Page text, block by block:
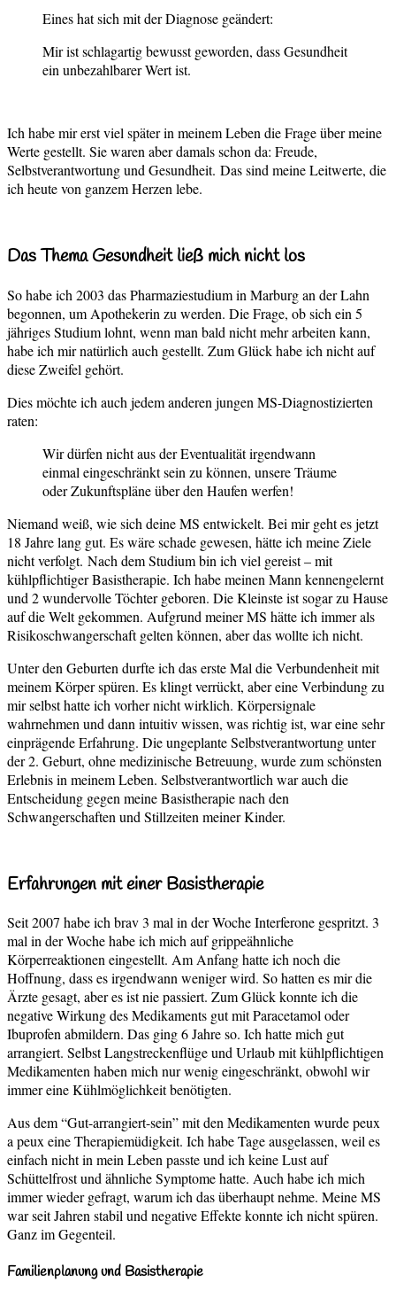
Eines hat sich mit der Diagnose geändert:
Mir ist schlagartig bewusst geworden, dass Gesundheit
ein unbezahlbarer Wert ist.
Ich habe mir erst viel später in meinem Leben die Frage über meine
Werte gestellt. Sie waren aber damals schon da: Freude,
Selbstverantwortung und Gesundheit. Das sind meine Leitwerte, die
ich heute von ganzem Herzen lebe.
Das Thema Gesundheit ließ mich nicht los
So habe ich 2003 das Pharmaziestudium in Marburg an der Lahn
begonnen, um Apothekerin zu werden. Die Frage, ob sich ein 5
jähriges Studium lohnt, wenn man bald nicht mehr arbeiten kann,
habe ich mir natürlich auch gestellt. Zum Glück habe ich nicht auf
diese Zweifel gehört.
Dies möchte ich auch jedem anderen jungen MS-Diagnostizierten
raten:
Wir dürfen nicht aus der Eventualität irgendwann
einmal eingeschränkt sein zu können, unsere Träume
oder Zukunftspläne über den Haufen werfen!
Niemand weiß, wie sich deine MS entwickelt. Bei mir geht es jetzt
18 Jahre lang gut. Es wäre schade gewesen, hätte ich meine Ziele
nicht verfolgt. Nach dem Studium bin ich viel gereist – mit
kühlpflichtiger Basistherapie. Ich habe meinen Mann kennengelernt
und 2 wundervolle Töchter geboren. Die Kleinste ist sogar zu Hause
auf die Welt gekommen. Aufgrund meiner MS hätte ich immer als
Risikoschwangerschaft gelten können, aber das wollte ich nicht.
Unter den Geburten durfte ich das erste Mal die Verbundenheit mit
meinem Körper spüren. Es klingt verrückt, aber eine Verbindung zu
mir selbst hatte ich vorher nicht wirklich. Körpersignale
wahrnehmen und dann intuitiv wissen, was richtig ist, war eine sehr
einprägende Erfahrung. Die ungeplante Selbstverantwortung unter
der 2. Geburt, ohne medizinische Betreuung, wurde zum schönsten
Erlebnis in meinem Leben. Selbstverantwortlich war auch die
Entscheidung gegen meine Basistherapie nach den
Schwangerschaften und Stillzeiten meiner Kinder.
Erfahrungen mit einer Basistherapie
Seit 2007 habe ich brav 3 mal in der Woche Interferone gespritzt. 3
mal in der Woche habe ich mich auf grippeähnliche
Körperreaktionen eingestellt. Am Anfang hatte ich noch die
Hoffnung, dass es irgendwann weniger wird. So hatten es mir die
Ärzte gesagt, aber es ist nie passiert. Zum Glück konnte ich die
negative Wirkung des Medikaments gut mit Paracetamol oder
Ibuprofen abmildern. Das ging 6 Jahre so. Ich hatte mich gut
arrangiert. Selbst Langstreckenflüge und Urlaub mit kühlpflichtigen
Medikamenten haben mich nur wenig eingeschränkt, obwohl wir
immer eine Kühlmöglichkeit benötigten.
Aus dem “Gut-arrangiert-sein” mit den Medikamenten wurde peux
a peux eine Therapiemüdigkeit. Ich habe Tage ausgelassen, weil es
einfach nicht in mein Leben passte und ich keine Lust auf
Schüttelfrost und ähnliche Symptome hatte. Auch habe ich mich
immer wieder gefragt, warum ich das überhaupt nehme. Meine MS
war seit Jahren stabil und negative Effekte konnte ich nicht spüren.
Ganz im Gegenteil.
Familienplanung und Basistherapie